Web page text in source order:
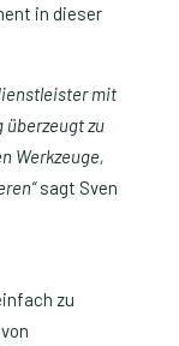
in dieser
mit
zu
Werkzeuge,
sagt Sven
zu